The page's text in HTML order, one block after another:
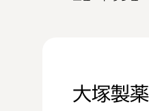
大塚製